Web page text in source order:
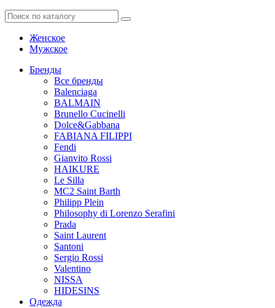
Женское
Мужское
Бренды
Все бренды
Balenciaga
BALMAIN
Brunello Cucinelli
Dolce&Gabbana
FABIANA FILIPPI
Fendi
Gianvito Rossi
HAIKURE
Le Silla
MC2 Saint Barth
Philipp Plein
Philosophy di Lorenzo Serafini
Prada
Saint Laurent
Santoni
Sergio Rossi
Valentino
NISSA
HIDESINS
Одежда